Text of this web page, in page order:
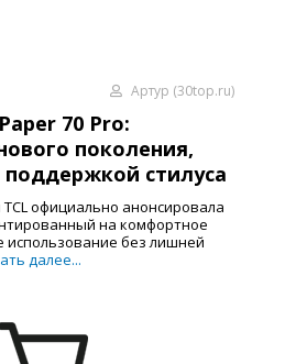
Артур (30top.ru)
70 Pro:
поколения,
стилуса
официально анонсировала
на комфортное
использование без лишней
далее...